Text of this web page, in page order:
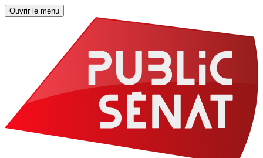
Ouvrir le menu